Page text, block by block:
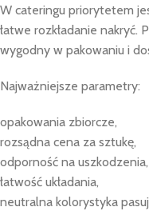
W cateringu priorytetem
łatwe rozkładanie nakryć.
wygodny w pakowaniu i
Najważniejsze parametry:
opakowania zbiorcze,
rozsądna cena za sztukę,
odporność na uszkodzenia,
łatwość układania,
neutralna kolorystyka